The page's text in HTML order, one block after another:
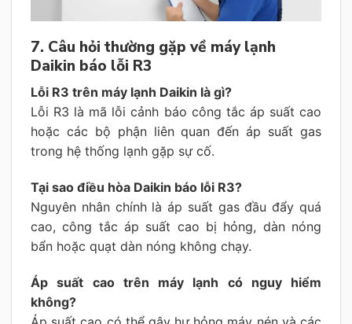
7. Câu hỏi thường gặp về máy lạnh
Daikin báo lỗi R3
Lỗi R3 trên máy lạnh Daikin là gì?
Lỗi R3 là mã lỗi cảnh báo công tắc áp suất cao
hoặc các bộ phận liên quan đến áp suất gas
trong hệ thống lạnh gặp sự cố.
Tại sao điều hòa Daikin báo lỗi R3?
Nguyên nhân chính là áp suất gas đầu đẩy quá
cao, công tắc áp suất cao bị hỏng, dàn nóng
bẩn hoặc quạt dàn nóng không chạy.
Áp suất cao trên máy lạnh có nguy hiểm
không?